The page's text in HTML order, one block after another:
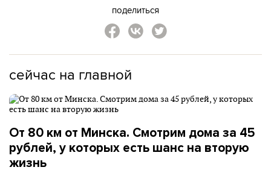
поделиться
сейчас на главной
От 80 км от Минска. Смотрим дома за 45
рублей, у которых есть шанс на вторую
жизнь